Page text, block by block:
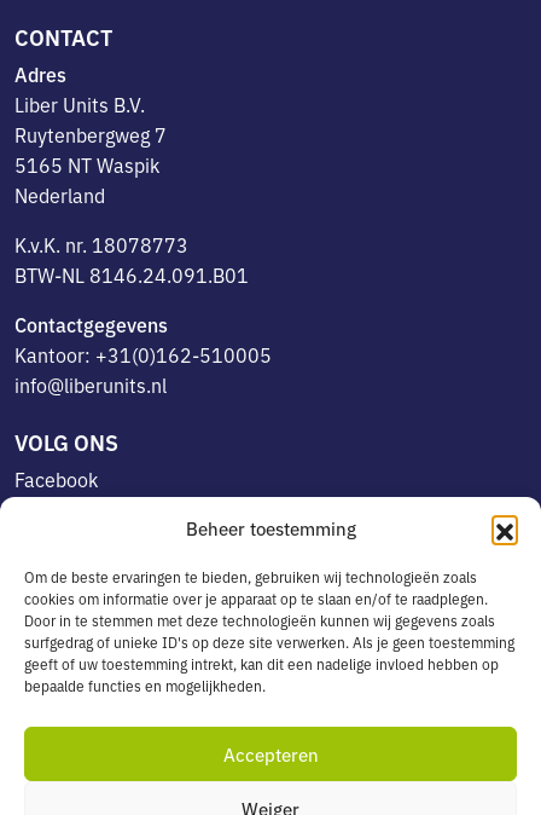
Beheer toestemming
Om de beste ervaringen te bieden, gebruiken wij technologieën zoals
cookies om informatie over je apparaat op te slaan en/of te raadplegen.
Door in te stemmen met deze technologieën kunnen wij gegevens zoals
surfgedrag of unieke ID's op deze site verwerken. Als je geen toestemming
geeft of uw toestemming intrekt, kan dit een nadelige invloed hebben op
bepaalde functies en mogelijkheden.
Accepteren
Weiger
CONTACT
Adres
Liber Units B.V.
Ruytenbergweg 7
5165 NT Waspik
Nederland
K.v.K. nr. 18078773
BTW-NL 8146.24.091.B01
Contactgegevens
Kantoor: +31(0)162-510005
info@liberunits.nl
VOLG ONS
Facebook
OVERIG
Algemene voorwaarden
Leveringsservice in België